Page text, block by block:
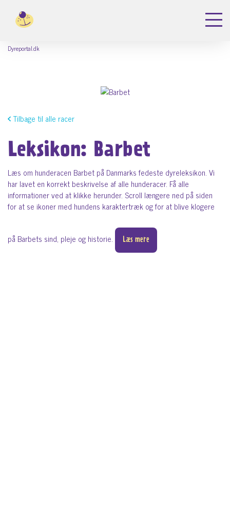
Dyreportal.dk
Tilbage til alle racer
Leksikon: Barbet
Læs om hunderacen Barbet på Danmarks fedeste dyreleksikon. Vi
har lavet en korrekt beskrivelse af alle hunderacer. Få alle
informationer ved at klikke herunder. Scroll længere ned på siden
for at se ikoner med hundens karaktertræk og for at blive klogere
på Barbets sind, pleje og historie. Læs mere